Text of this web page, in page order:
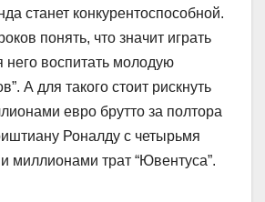
станет конкурентоспособной.
понять, что значит играть
него воспитать молодую
А для такого стоит рискнуть
евро брутто за полтора
Роналду с четырьмя
миллионами трат “Ювентуса”.